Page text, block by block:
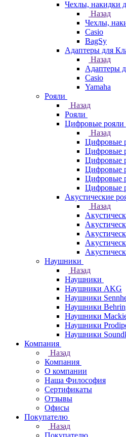
Чехлы, накидки
Назад
Чехлы,
Casio
BagSy
Адаптеры для
Назад
Адаптеры
Casio
Yamaha
Рояли
Назад
Рояли
Цифровые рояли
Назад
Цифровые
Цифровые
Цифровые
Цифровые
Цифровые
Цифровые
Акустические
Назад
Наушники
Назад
Наушники
Наушники AKG
Наушники
Наушники
Наушники
Наушники
Наушники
Компания
Назад
Компания
О компании
Наша Философия
Сертификаты
Отзывы
Офисы
Покупателю
Назад
Покупателю